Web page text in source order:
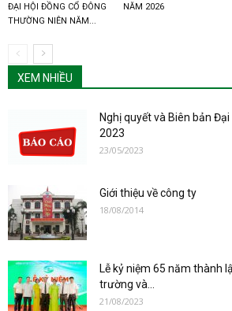
ĐẠI HỘI ĐỒNG CỔ ĐÔNG
THƯỜNG NIÊN NĂM...
NĂM 2026
XEM NHIỀU
Nghị quyết và Biên bản
2023
23/05/2023
Giới thiệu về công ty
18/08/2014
Lễ kỷ niệm 65 năm thành
trường và...
21/08/2023